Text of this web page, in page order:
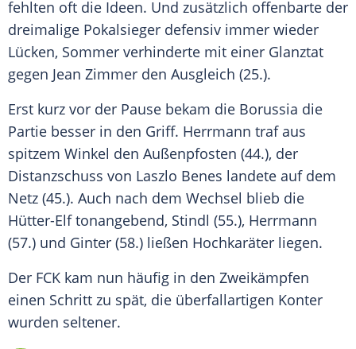
fehlten oft die Ideen. Und zusätzlich offenbarte der
dreimalige Pokalsieger defensiv immer wieder
Lücken, Sommer verhinderte mit einer Glanztat
gegen Jean Zimmer den Ausgleich (25.).
Erst kurz vor der Pause bekam die Borussia die
Partie besser in den Griff. Herrmann traf aus
spitzem Winkel den Außenpfosten (44.), der
Distanzschuss von Laszlo Benes landete auf dem
Netz (45.). Auch nach dem Wechsel blieb die
Hütter-Elf tonangebend, Stindl (55.), Herrmann
(57.) und Ginter (58.) ließen Hochkaräter liegen.
Der FCK kam nun häufig in den Zweikämpfen
einen Schritt zu spät, die überfallartigen Konter
wurden seltener.